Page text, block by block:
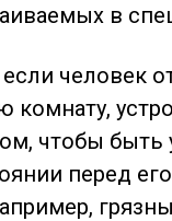
в
человек
комнату,
чтобы быть
перед